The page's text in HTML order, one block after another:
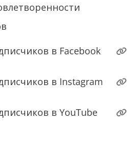
в Facebook
в Instagram
в YouTube